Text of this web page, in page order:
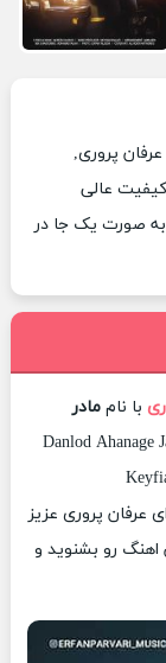
پروری,
کیفیت عالی
به صورت یک جا در
با ناممادر
Danlod Ahanage
عرفان پروری عزیز
اهنگ رو بشنوید و